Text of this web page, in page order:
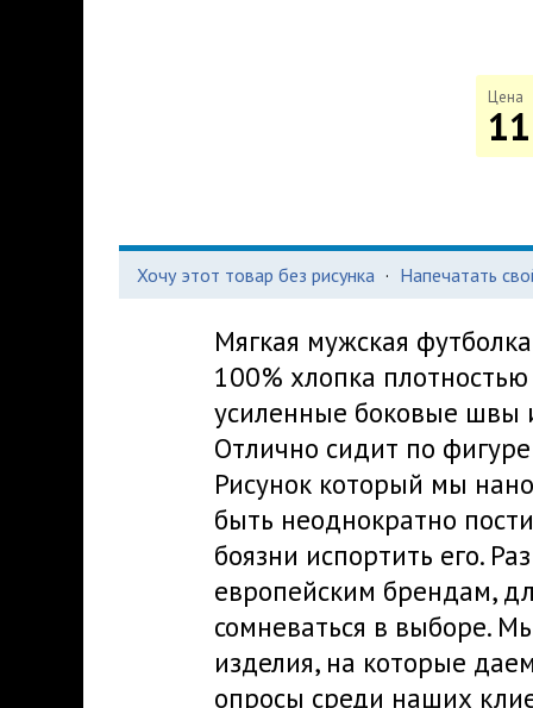
Цена
Хочу этот товар без рисунка · Напечатать
Мягкая мужская
100% хлопка
усиленные боковые швы
Отлично сидит по
Рисунок который мы
быть неоднократно
боязни испортить его.
европейским брендам,
сомневаться в выборе.
изделия, на которые
опросы среди наших